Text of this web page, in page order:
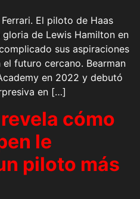
El piloto de Haas
de Lewis Hamilton en
sus aspiraciones
futuro cercano. Bearman
en 2022 y debutó
en […]
cómo
le
piloto más